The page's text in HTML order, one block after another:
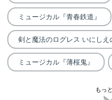
ミュージカル『青春鉄道』
剣と魔法のログレス いにしえ
ミュージカル『薄桜鬼』
もっ